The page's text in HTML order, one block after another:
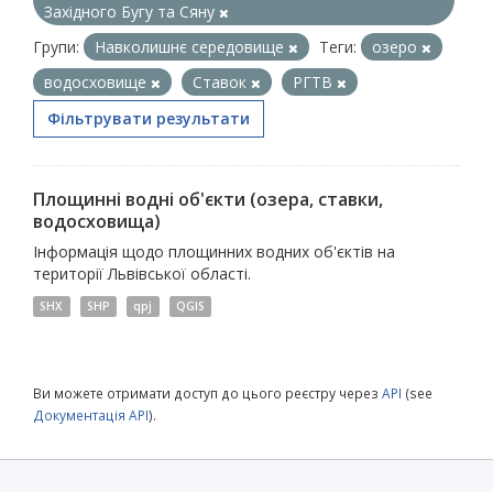
Західного Бугу та Сяну
Групи:
Навколишнє середовище Теги:
озеро
водосховище
Ставок
РГТВ
Фільтрувати результати
Площинні водні об'єкти (озера, ставки,
водосховища)
Інформація щодо площинних водних об'єктів на
території Львівської області.
SHX SHP qpj QGIS
Ви можете отримати доступ до цього реєстру через API (see
Документація API).